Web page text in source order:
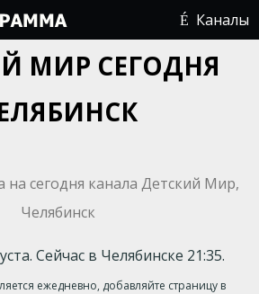
Каналы
МИР СЕГОДНЯ
Сейчас в Челябинске 21:35.
ежедневно, добавляйте страницу в